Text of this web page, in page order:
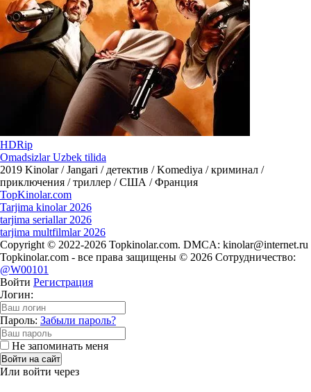
HDRip
Omadsizlar Uzbek tilida
2019 Kinolar / Jangari / детектив / Komediya / криминал /
приключения / триллер / США / Франция
TopKinolar.com
Tarjima kinolar 2026
tarjima seriallar 2026
tarjima multfilmlar 2026
Copyright © 2022-2026 Topkinolar.com. DMCA: kinolar@internet.ru
Topkinolar.com - все права защищены © 2026 Сотрудничество:
@W00101
Войти Регистрация
Логин:
Пароль: Забыли пароль?
Не запоминать меня
Войти на сайт
Или войти через